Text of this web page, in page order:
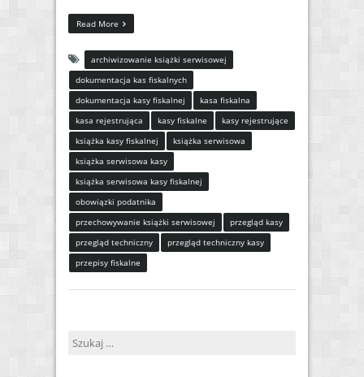
Read More
archiwizowanie książki serwisowej
dokumentacja kas fiskalnych
dokumentacja kasy fiskalnej
kasa fiskalna
kasa rejestrująca
kasy fiskalne
kasy rejestrujące
książka kasy fiskalnej
książka serwisowa
książka serwisowa kasy
książka serwisowa kasy fiskalnej
obowiązki podatnika
przechowywanie książki serwisowej
przegląd kasy
przegląd techniczny
przegląd techniczny kasy
przepisy fiskalne
Szukaj: